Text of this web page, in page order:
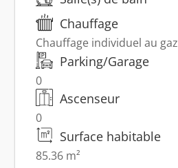
Chauffage
Chauffage individuel au gaz
Parking/Garage
0
Ascenseur
0
Surface habitable
85.36 m²